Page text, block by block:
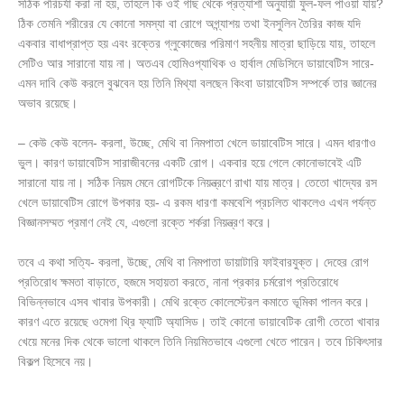
সঠিক পরিচর্যা করা না হয়, তাহলে কি ওই গাছ থেকে প্রত্যাশা অনুযায়ী ফুল-ফল পাওয়া যায়?
ঠিক তেমনি শরীরের যে কোনো সমস্যা বা রোগে অগ্ন্যাশয় তথা ইনসুলিন তৈরির কাজ যদি
একবার বাধাপ্রাপ্ত হয় এবং রক্তের গ্লুকোজের পরিমাণ সহনীয় মাত্রা ছাড়িয়ে যায়, তাহলে
সেটিও আর সারানো যায় না। অতএব হোমিওপ্যাথিক ও হার্বাল মেডিসিনে ডায়াবেটিস সারে-
এমন দাবি কেউ করলে বুঝবেন হয় তিনি মিথ্যা বলছেন কিংবা ডায়াবেটিস সম্পর্কে তার জ্ঞানের
অভাব রয়েছে।
– কেউ কেউ বলেন- করলা, উচ্ছে, মেথি বা নিমপাতা খেলে ডায়াবেটিস সারে। এমন ধারণাও
ভুল। কারণ ডায়াবেটিস সারাজীবনের একটি রোগ। একবার হয়ে গেলে কোনোভাবেই এটি
সারানো যায় না। সঠিক নিয়ম মেনে রোগটিকে নিয়ন্ত্রণে রাখা যায় মাত্র। তেতো খাদ্যের রস
খেলে ডায়াবেটিস রোগে উপকার হয়- এ রকম ধারণা কমবেশি প্রচলিত থাকলেও এখন পর্যন্ত
বিজ্ঞানসম্মত প্রমাণ নেই যে, এগুলো রক্তে শর্করা নিয়ন্ত্রণ করে।
তবে এ কথা সত্যি- করলা, উচ্ছে, মেথি বা নিমপাতা ডায়াটারি ফাইবারযুক্ত। দেহের রোগ
প্রতিরোধ ক্ষমতা বাড়াতে, হজমে সহায়তা করতে, নানা প্রকার চর্মরোগ প্রতিরোধে
বিভিন্নভাবে এসব খাবার উপকারী। মেথি রক্তে কোলেস্টেরল কমাতে ভূমিকা পালন করে।
কারণ এতে রয়েছে ওমেগা থ্রি ফ্যাটি অ্যাসিড। তাই কোনো ডায়াবেটিক রোগী তেতো খাবার
খেয়ে মনের দিক থেকে ভালো থাকলে তিনি নিয়মিতভাবে এগুলো খেতে পারেন। তবে চিকিৎসার
বিকল্প হিসেবে নয়।